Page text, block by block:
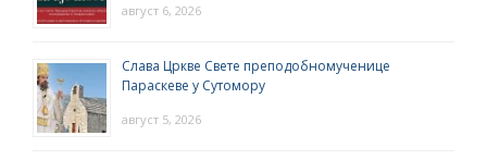
август 6, 2026
Слава Цркве Свете преподобномученице
Параскеве у Сутомору
август 5, 2026